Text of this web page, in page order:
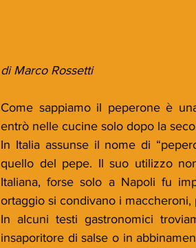
di Marco Rossetti
Come sappiamo il peperone è
entrò nelle cucine solo dopo la
In Italia assunse il nome di
quello del pepe. Il suo utilizzo
Italiana, forse solo a Napoli fu
ortaggio si condivano i
In alcuni testi gastronomici
insaporitore di salse o in